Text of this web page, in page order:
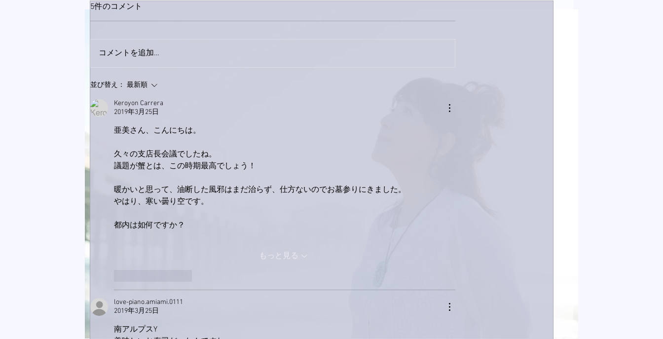
9月23日「amiism」リリー
5件のコメント
コメントを追加…
並び替え： 最新順
Keroyon Carrera
2019年3月25日
亜美さん、こんにちは。
久々の支店長会議でしたね。
議題が蟹とは、この時期最高でしょう！
暖かいと思って、油断した風邪はまだ治らず、仕方ないのでお墓参りにきました。
やはり、寒い曇り空です。
都内は如何ですか？
もっと見る
love-piano.amiami.0111
2019年3月25日
南アルプスY